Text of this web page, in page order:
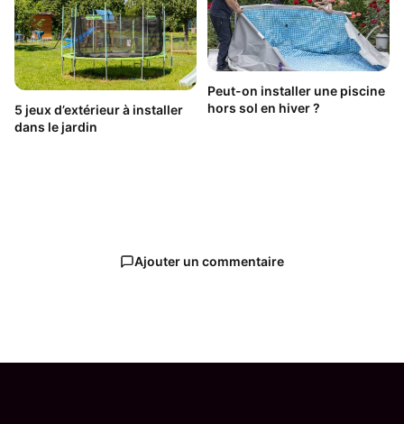
5 jeux d’extérieur à installer
dans le jardin
Peut-on installer une piscine
hors sol en hiver ?
Ajouter un commentaire